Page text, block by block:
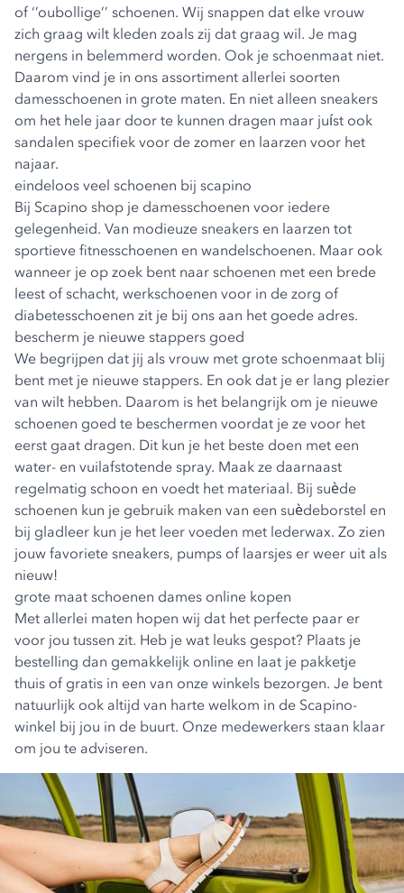
of ‘’oubollige’’ schoenen. Wij snappen dat elke vrouw
zich graag wilt kleden zoals zij dat graag wil. Je mag
nergens in belemmerd worden. Ook je schoenmaat niet.
Daarom vind je in ons assortiment allerlei soorten
damesschoenen in grote maten. En niet alleen sneakers
om het hele jaar door te kunnen dragen maar juíst ook
sandalen specifiek voor de zomer en laarzen voor het
najaar.
eindeloos veel schoenen bij scapino
Bij Scapino shop je damesschoenen voor iedere
gelegenheid. Van modieuze sneakers en laarzen tot
sportieve fitnesschoenen en wandelschoenen. Maar ook
wanneer je op zoek bent naar schoenen met een brede
leest of schacht, werkschoenen voor in de zorg of
diabetesschoenen zit je bij ons aan het goede adres.
bescherm je nieuwe stappers goed
We begrijpen dat jij als vrouw met grote schoenmaat blij
bent met je nieuwe stappers. En ook dat je er lang plezier
van wilt hebben. Daarom is het belangrijk om je nieuwe
schoenen goed te beschermen voordat je ze voor het
eerst gaat dragen. Dit kun je het beste doen met een
water- en vuilafstotende spray. Maak ze daarnaast
regelmatig schoon en voedt het materiaal. Bij suède
schoenen kun je gebruik maken van een suèdeborstel en
bij gladleer kun je het leer voeden met lederwax. Zo zien
jouw favoriete sneakers, pumps of laarsjes er weer uit als
nieuw!
grote maat schoenen dames online kopen
Met allerlei maten hopen wij dat het perfecte paar er
voor jou tussen zit. Heb je wat leuks gespot? Plaats je
bestelling dan gemakkelijk online en laat je pakketje
thuis of gratis in een van onze winkels bezorgen. Je bent
natuurlijk ook altijd van harte welkom in de Scapino-
winkel bij jou in de buurt. Onze medewerkers staan klaar
om jou te adviseren.